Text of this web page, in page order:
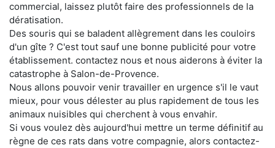
commercial, laissez plutôt faire des professionnels de la
dératisation.
Des souris qui se baladent allègrement dans les couloirs
d'un gîte ? C'est tout sauf une bonne publicité pour votre
établissement. contactez nous et nous aiderons à éviter la
catastrophe à Salon-de-Provence.
Nous allons pouvoir venir travailler en urgence s'il le vaut
mieux, pour vous délester au plus rapidement de tous les
animaux nuisibles qui cherchent à vous envahir.
Si vous voulez dès aujourd'hui mettre un terme définitif au
règne de ces rats dans votre compagnie, alors contactez-